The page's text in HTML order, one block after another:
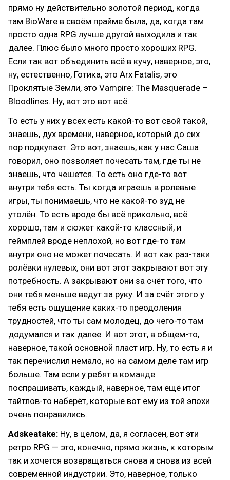
прямо ну действительно золотой период, когда
там BioWare в своём прайме была, да, когда там
просто одна RPG лучше другой выходила и так
далее. Плюс было много просто хороших RPG.
Если так вот объединить всё в кучу, наверное, это,
ну, естественно, Готика, это Arx Fatalis, это
Проклятые Земли, это Vampire: The Masquerade –
Bloodlines. Ну, вот это вот всё.
То есть у них у всех есть какой-то вот свой такой,
знаешь, дух времени, наверное, который до сих
пор подкупает. Это вот, знаешь, как у нас Саша
говорил, оно позволяет почесать там, где ты не
знаешь, что чешется. То есть оно где-то вот
внутри тебя есть. Ты когда играешь в ролевые
игры, ты понимаешь, что не какой-то зуд не
утолён. То есть вроде бы всё прикольно, всё
хорошо, там и сюжет какой-то классный, и
геймплей вроде неплохой, но вот где-то там
внутри оно не может почесать. И вот как раз-таки
ролёвки нулевых, они вот этот закрывают вот эту
потребность. А закрывают они за счёт того, что
они тебя меньше ведут за руку. И за счёт этого у
тебя есть ощущение каких-то преодоления
трудностей, что ты сам молодец, до чего-то там
додумался и так далее. И вот этот, в общем-то,
наверное, такой основной пласт игр. Ну, то есть я и
так перечислил немало, но на самом деле там игр
больше. Там если у ребят в команде
поспрашивать, каждый, наверное, там ещё итог
тайтлов-то наберёт, которые вот ему из той эпохи
очень понравились.
Adskeatake: Ну, в целом, да, я согласен, вот эти
ретро RPG — это, конечно, прямо жизнь, к которым
так и хочется возвращаться снова и снова из всей
современной индустрии. Это, наверное, только